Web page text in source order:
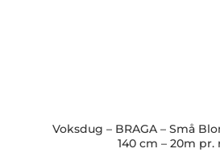
Voksdug – BRAGA – Små
140 cm – 20m pr.